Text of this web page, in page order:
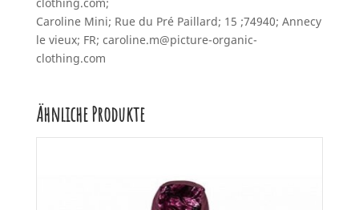
Caroline Mini; Rue du Pré Paillard; 15 ;74940; Annecy
le vieux; FR; caroline.m@picture-organic-
clothing.com
Ähnliche Produkte